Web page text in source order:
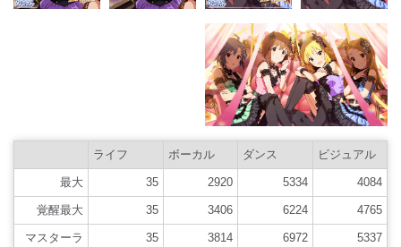
ライフ ボーカル ダンス ビジュアル
最大 35 2920 5334 4084
覚醒最大 35 3406 6224 4765
マスターラ
35 3814 6972 5337